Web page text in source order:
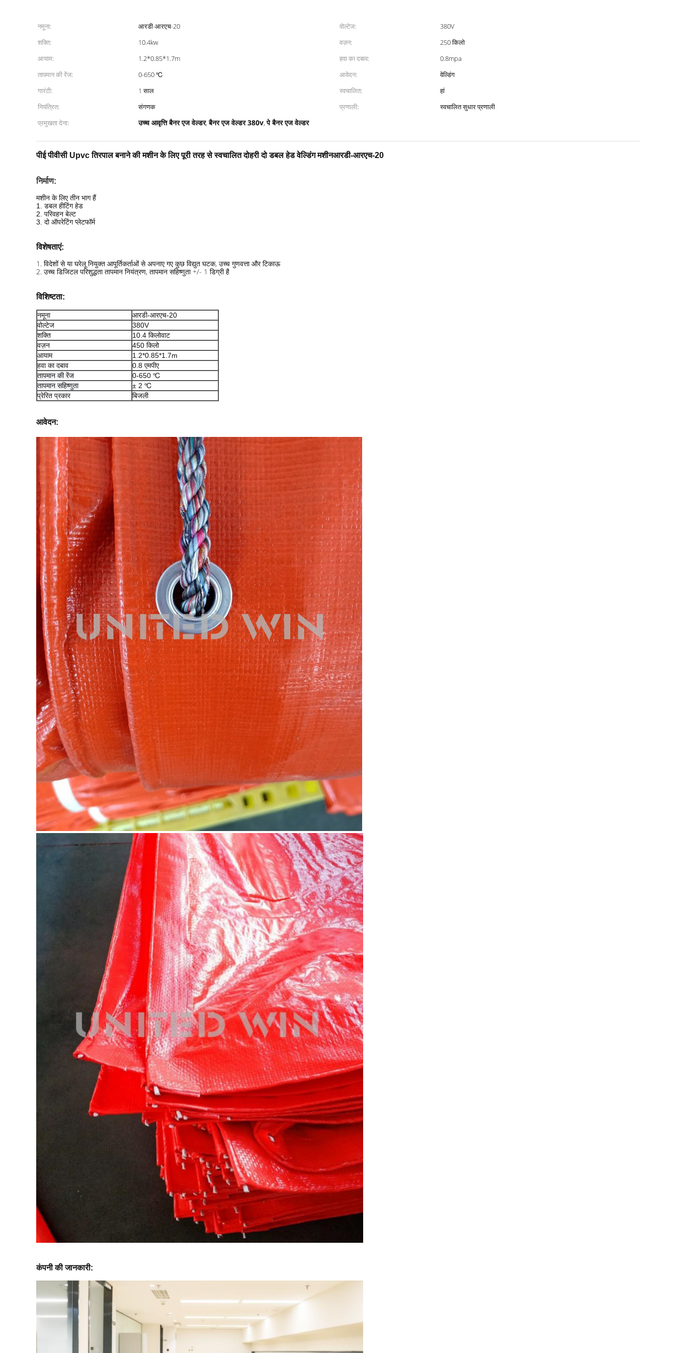
नमूना: आरडी-आरएच-20 वोल्टेज:
380V
शक्ति:
10.4kw वज़न:
250 किलो
आयाम:
1.2*0.85*1.7m हवा का दबाव:
0.8mpa
तापमान की रेंज:
0-650 ℃ आवेदन:
वेल्डिंग
गारंटी:
1 साल स्वचालित:
हां
नियंत्रित:
संगणक प्रणाली:
स्वचालित सुधार प्रणाली
प्रमुखता देना:
उच्च आवृत्ति बैनर एज वेल्डर,बैनर एज वेल्डर 380v,पे बैनर एज वेल्डर
पीई पीवीसी Upvc तिरपाल बनाने की मशीन के लिए पूरी तरह से स्वचालित दोहरी दो डबल हेड वेल्डिंग मशीनआरडी-आरएच-20
निर्माण:
मशीन के लिए तीन भाग हैं
1. डबल हीटिंग हेड
2. परिवहन बेल्ट
3. दो ऑपरेटिंग प्लेटफॉर्म
विशेषताएं:
1. विदेशों से या घरेलू नियुक्त आपूर्तिकर्ताओं से अपनाए गए कुछ विद्युत घटक, उच्च गुणवत्ता और टिकाऊ
2. उच्च डिजिटल परिशुद्धता तापमान नियंत्रण, तापमान सहिष्णुता +/- 1 डिग्री है
विशिष्टता:
नमूना
आरडी-आरएच-20
वोल्टेज
380V
शक्ति
10.4 किलोवाट
वज़न
450 किलो
आयाम
1.2*0.85*1.7m
हवा का दबाव
0.8 एमपीए
तापमान की रेंज
0-650 ℃
तापमान सहिष्णुता
± 2 ℃
प्रेरित प्रकार
बिजली
आवेदन:
कंपनी की जानकारी: